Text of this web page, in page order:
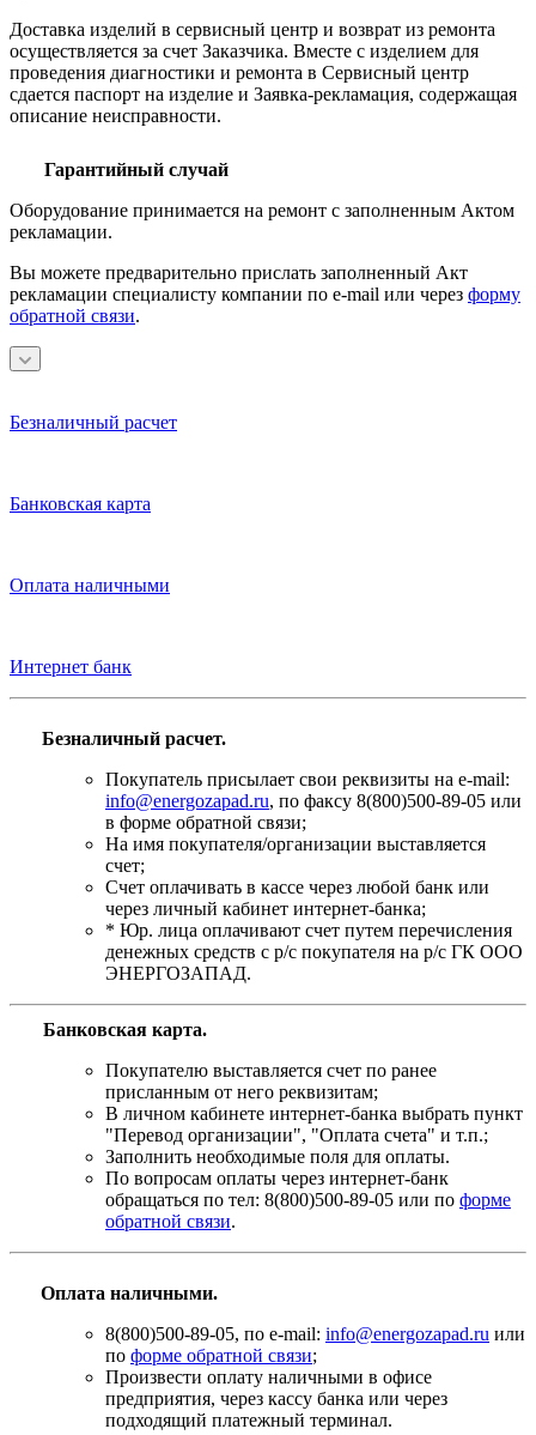
Доставка изделий в сервисный центр и возврат из ремонта
осуществляется за счет Заказчика. Вместе с изделием для
проведения диагностики и ремонта в Сервисный центр
сдается паспорт на изделие и Заявка-рекламация, содержащая
описание неисправности.
Гарантийный случай
Оборудование принимается на ремонт с заполненным Актом
рекламации.
Вы можете предварительно прислать заполненный Акт
рекламации специалисту компании по e-mail или через форму
обратной связи.
Безналичный расчет
Банковская карта
Оплата наличными
Интернет банк
Безналичный расчет.
Покупатель присылает свои реквизиты на e-mail:
info@energozapad.ru, по факсу 8(800)500-89-05 или
в форме обратной связи;
На имя покупателя/организации выставляется
счет;
Счет оплачивать в кассе через любой банк или
через личный кабинет интернет-банка;
* Юр. лица оплачивают счет путем перечисления
денежных средств с р/с покупателя на р/с ГК ООО
ЭНЕРГОЗАПАД.
Банковская карта.
Покупателю выставляется счет по ранее
присланным от него реквизитам;
В личном кабинете интернет-банка выбрать пункт
"Перевод организации", "Оплата счета" и т.п.;
Заполнить необходимые поля для оплаты.
По вопросам оплаты через интернет-банк
обращаться по тел: 8(800)500-89-05 или по форме
обратной связи.
Оплата наличными.
8(800)500-89-05, по e-mail: info@energozapad.ru или
по форме обратной связи;
Произвести оплату наличными в офисе
предприятия, через кассу банка или через
подходящий платежный терминал.